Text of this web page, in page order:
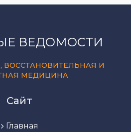
ВЕДОМОСТИ
ВОССТАНОВИТЕЛЬНАЯ И
МЕДИЦИНА
Сайт
Главная